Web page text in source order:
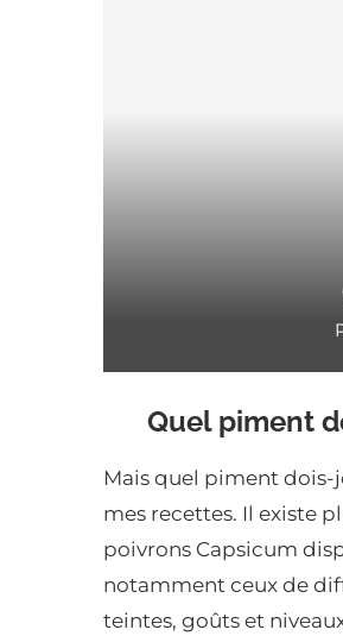
Quel piment
Mais quel piment dois-
mes recettes. Il existe
poivrons Capsicum
notamment ceux de
teintes, goûts et